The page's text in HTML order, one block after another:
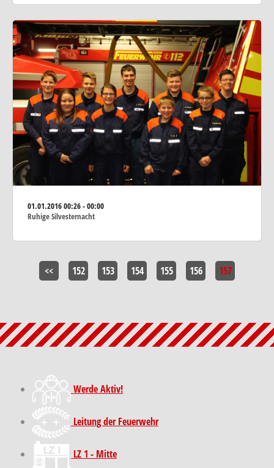
01.01.201600:26 - 00:00
Ruhige Silvesternacht
<< 152 153 154 155 156 157
Werde Aktiv!
Leitung der Feuerwehr
LZ 1 - Mitte